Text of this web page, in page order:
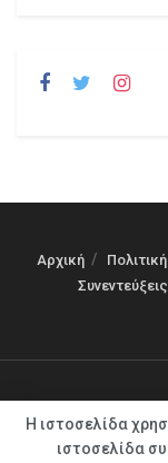
Αρχική Πολιτική
Συνεντεύξεις
Η ιστοσελίδα
ιστοσελίδα